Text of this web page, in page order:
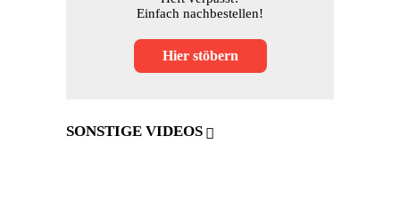
Einfach nachbestellen!
Hier stöbern
SONSTIGE VIDEOS